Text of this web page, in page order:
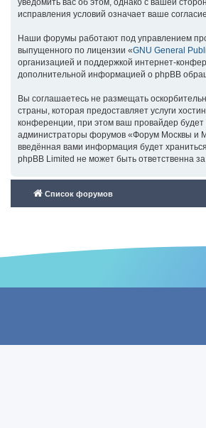
уведомить вас об этом, однако с вашей
исправления условий означает ваше
Наши форумы работают под управлением
выпущенного по лицензии «GNU General
организацией и поддержкой интернет-
дополнительной информацией о phpBB
Вы соглашаетесь не размещать
страны, которая предоставляет услуги
конференции, при этом ваш провайдер будет
администраторы форумов «Форум Москвы и
введённая вами информация будет
phpBB Limited не может быть ответственна
Список форумов